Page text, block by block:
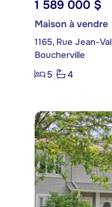
1 589 000 $
Maison à vendre
1165, Rue Jean-
Boucherville
5
4